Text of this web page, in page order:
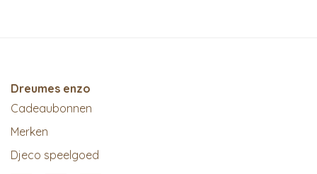
Dreumes enzo
Cadeaubonnen
Merken
Djeco speelgoed